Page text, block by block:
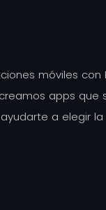
móviles con
apps
a elegir